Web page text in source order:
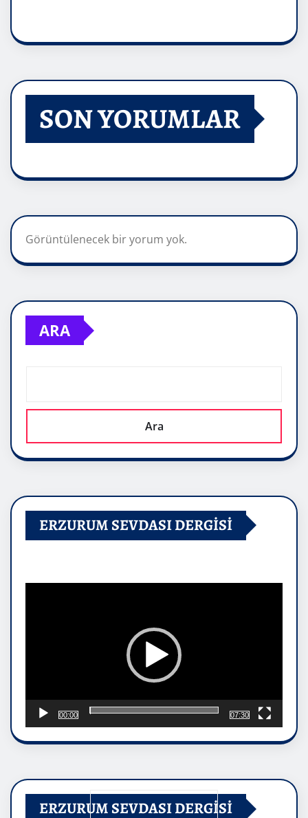
SON YORUMLAR
Görüntülenecek bir yorum yok.
ARA
Ara
ERZURUM SEVDASI DERGİSİ
00:00 07:30
ERZURUM SEVDASI DERGİSİ